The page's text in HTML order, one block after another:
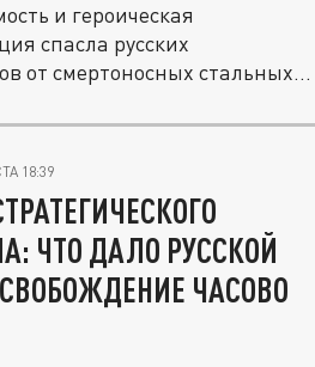
и героическая
спасла русских
от смертоносных стальных
18:39
ЧТО ДАЛО РУССКОЙ
ЧАСОВО